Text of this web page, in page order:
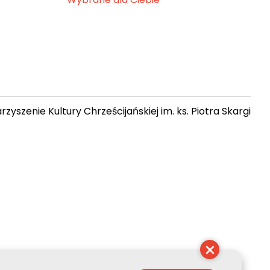
Kultury Chrześcijańskiej im. ks. Piotra Skargi
×